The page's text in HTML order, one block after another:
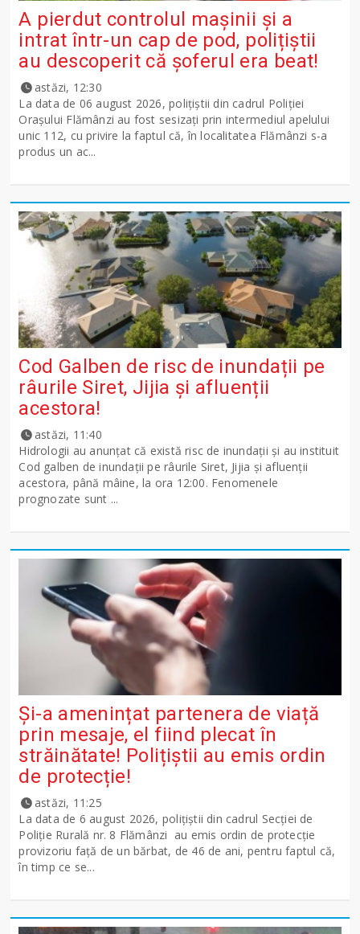
A pierdut controlul mașinii și a
intrat într-un cap de pod, polițiștii
au descoperit că șoferul era beat!
astăzi, 12:30
La data de 06 august 2026, polițiștii din cadrul Poliției
Orașului Flămânzi au fost sesizați prin intermediul apelului
unic 112, cu privire la faptul că, în localitatea Flămânzi s-a
produs un ac...
Cod Galben de risc de inundații pe
râurile Siret, Jijia și afluenții
acestora!
astăzi, 11:40
Hidrologii au anunțat că există risc de inundații și au instituit
Cod galben de inundații pe râurile Siret, Jijia și afluenții
acestora, până mâine, la ora 12:00. Fenomenele
prognozate sunt ...
Și-a amenințat partenera de viață
prin mesaje, el fiind plecat în
străinătate! Polițiștii au emis ordin
de protecție!
astăzi, 11:25
La data de 6 august 2026, polițiștii din cadrul Secției de
Poliție Rurală nr. 8 Flămânzi au emis ordin de protecție
provizoriu față de un bărbat, de 46 de ani, pentru faptul că,
în timp ce se...